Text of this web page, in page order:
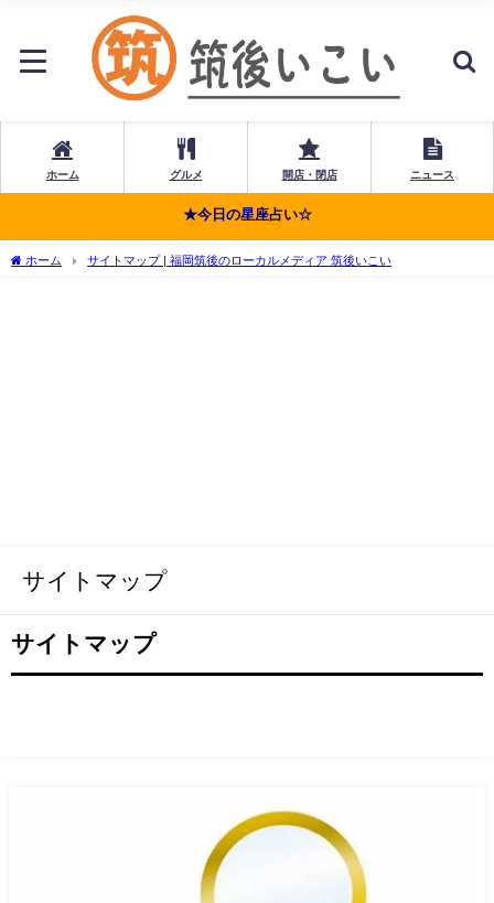
ホーム グルメ 開店・閉店 ニュース
★今日の星座占い☆
ホーム サイトマップ | 福岡筑後のローカルメディア 筑後いこい
サイトマップ
サイトマップ